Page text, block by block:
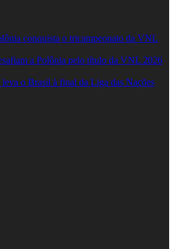
conquista o tricampeonato da VNL
a Polônia pelo título da VNL 2026
leva o Brasil à final da Liga das Nações